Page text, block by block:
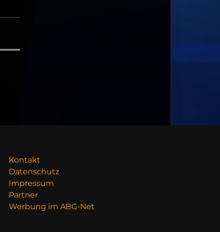
Kontakt
Datenschutz
Impressum
Partner
Werbung im ABG-Net